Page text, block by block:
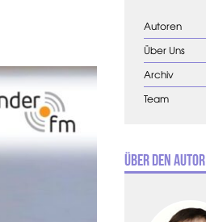
Autoren
Über Uns
Archiv
Team
Über den Autor